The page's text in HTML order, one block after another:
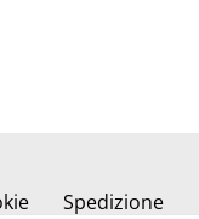
Spedizione